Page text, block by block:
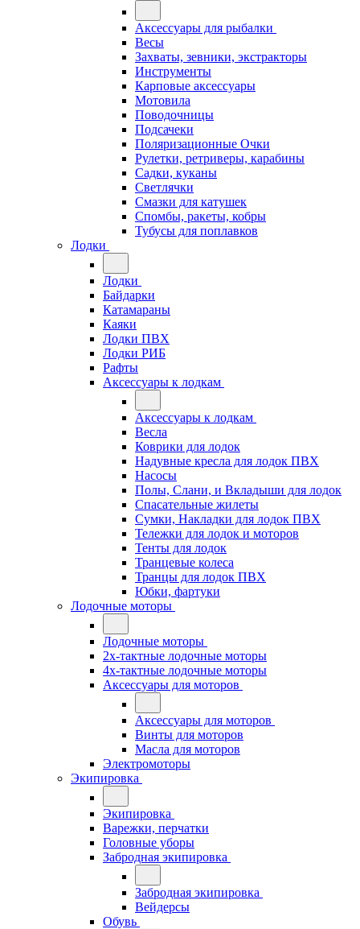
Аксессуары для рыбалки
Весы
Захваты, зевники, экстракторы
Инструменты
Карповые аксессуары
Мотовила
Поводочницы
Подсачеки
Поляризационные Очки
Рулетки, ретриверы, карабины
Садки, куканы
Светлячки
Смазки для катушек
Спомбы, ракеты, кобры
Тубусы для поплавков
Лодки
Лодки
Байдарки
Катамараны
Каяки
Лодки ПВХ
Лодки РИБ
Рафты
Аксессуары к лодкам
Аксессуары к лодкам
Весла
Коврики для лодок
Надувные кресла для лодок ПВХ
Насосы
Полы, Слани, и Вкладыши для лодок
Спасательные жилеты
Сумки, Накладки для лодок ПВХ
Тележки для лодок и моторов
Тенты для лодок
Транцевые колеса
Транцы для лодок ПВХ
Юбки, фартуки
Лодочные моторы
Лодочные моторы
2х-тактные лодочные моторы
4х-тактные лодочные моторы
Аксессуары для моторов
Аксессуары для моторов
Винты для моторов
Масла для моторов
Электромоторы
Экипировка
Экипировка
Варежки, перчатки
Головные уборы
Забродная экипировка
Забродная экипировка
Вейдерсы
Обувь